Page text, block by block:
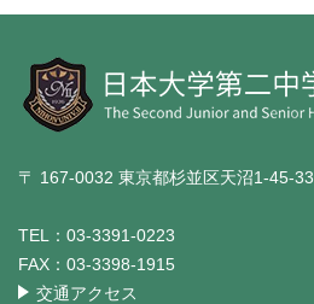
〒 167-0032 東京都杉並区天沼1-45-33
TEL： 03-3391-0223
FAX： 03-3398-1915
交通アクセス